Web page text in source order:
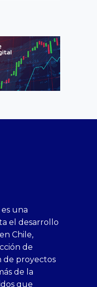
una
el desarrollo
Chile,
de
de proyectos
de la
que